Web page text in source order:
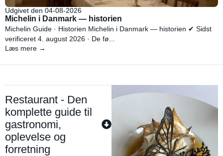
Udgivet den 04-08-2026
Michelin i Danmark — historien
Michelin Guide · Historien Michelin i Danmark — historien ✔ Sidst
verificeret 4. august 2026 · De fø...
Læs mere →
Restaurant - Den
komplette guide til
gastronomi,
oplevelse og
forretning